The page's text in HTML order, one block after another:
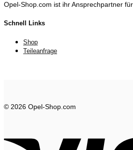
Opel-Shop.com ist ihr Ansprechpartner
Schnell Links
Shop
Teileanfrage
© 2026 Opel-Shop.com